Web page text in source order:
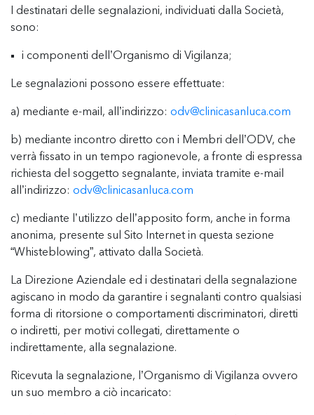
I destinatari delle segnalazioni, individuati dalla Società,
sono:
i componenti dell’Organismo di Vigilanza;
Le segnalazioni possono essere effettuate:
a) mediante e-mail, all’indirizzo: odv@clinicasanluca.com
b) mediante incontro diretto con i Membri dell’ODV, che
verrà fissato in un tempo ragionevole, a fronte di espressa
richiesta del soggetto segnalante, inviata tramite e-mail
all’indirizzo: odv@clinicasanluca.com
c) mediante l’utilizzo dell’apposito form, anche in forma
anonima, presente sul Sito Internet in questa sezione
“Whisteblowing”, attivato dalla Società.
La Direzione Aziendale ed i destinatari della segnalazione
agiscano in modo da garantire i segnalanti contro qualsiasi
forma di ritorsione o comportamenti discriminatori, diretti
o indiretti, per motivi collegati, direttamente o
indirettamente, alla segnalazione.
Ricevuta la segnalazione, l’Organismo di Vigilanza ovvero
un suo membro a ciò incaricato: